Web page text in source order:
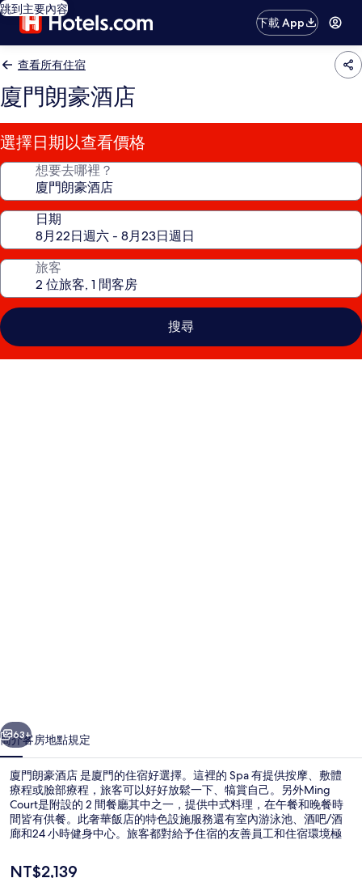
跳到主要內容
下載 App
查看所有住宿
廈門朗豪酒店
選擇日期以查看價格
想要去哪裡？
日期
旅客
搜尋
相
片
集
個 下一個
63+
簡介客房地點規定
廈門朗豪酒店 是廈門的住宿好選擇。這裡的 Spa 有提供按摩、敷體
療程或臉部療程，旅客可以好好放鬆一下、犒賞自己。另外Ming
Court是附設的 2 間餐廳其中之一，提供中式料理，在午餐和晚餐時
間皆有供餐。此奢華飯店的特色設施服務還有室內游泳池、酒吧/酒
廊和24 小時健身中心。旅客都對給予住宿的友善員工和住宿環境極
目
NT$2,139